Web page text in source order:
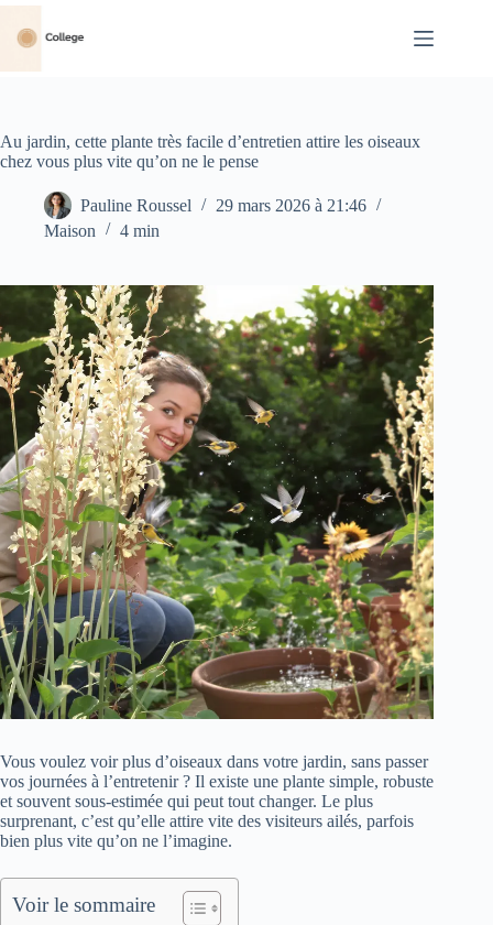
Passer
contenu
Au jardin, cette plante très facile d’entretien attire les oiseaux
chez vous plus vite qu’on ne le pense
Pauline Roussel
29 mars 2026 à 21:46
Maison
4 min
Vous voulez voir plus d’oiseaux dans votre jardin, sans passer
vos journées à l’entretenir ? Il existe une plante simple, robuste
et souvent sous-estimée qui peut tout changer. Le plus
surprenant, c’est qu’elle attire vite des visiteurs ailés, parfois
bien plus vite qu’on ne l’imagine.
Voir le sommaire